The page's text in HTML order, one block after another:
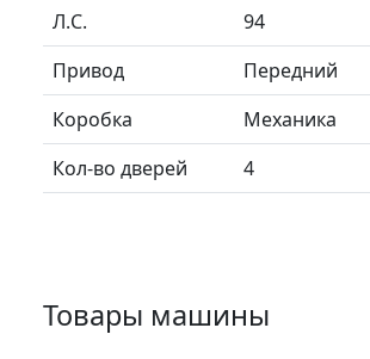
Л.C.
94
Привод
Передний
Коробка
Механика
Кол-во дверей
4
Товары машины